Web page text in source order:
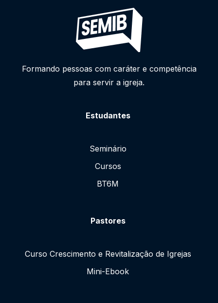
Formando pessoas com caráter e competência
para servir a igreja.
Estudantes
Seminário
Cursos
BT6M
Pastores
Curso Crescimento e Revitalização de Igrejas
Mini-Ebook